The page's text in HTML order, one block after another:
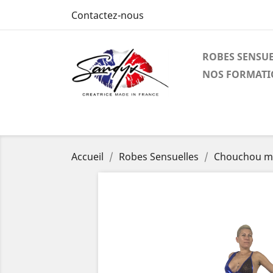
Contactez-nous
ROBES
NOS
Accueil Robes Sensuelles Chouchou